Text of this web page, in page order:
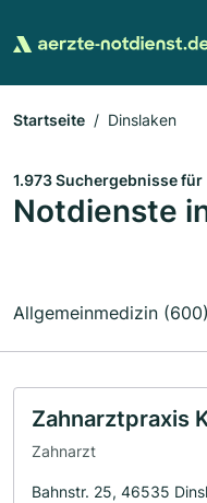
Startseite Dinslaken
1.973 Suchergebnisse für
Notdienste
Allgemeinmedizin (600)
Zahnarztpraxis
Zahnarzt
Bahnstr. 25, 46535